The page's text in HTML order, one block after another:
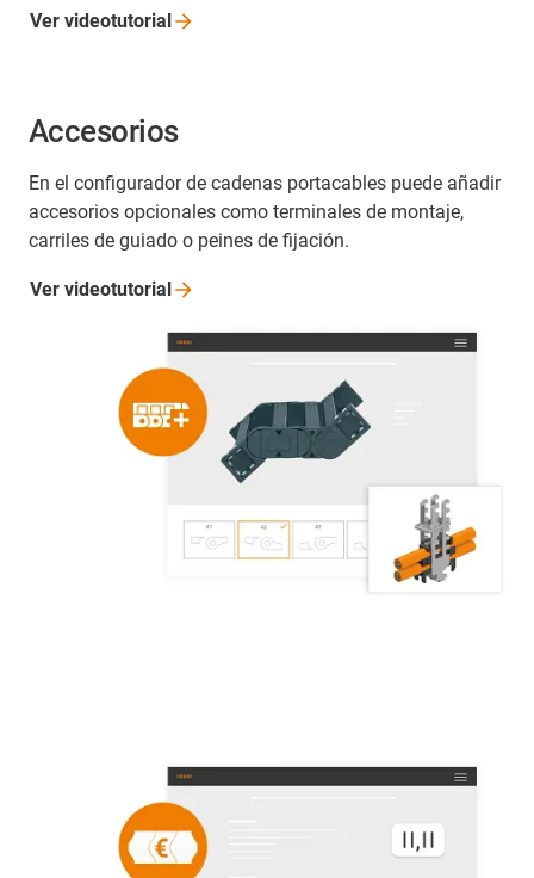
Ver videotutorial
Accesorios
En el configurador de cadenas portacables puede añadir
accesorios opcionales como terminales de montaje,
carriles de guiado o peines de fijación.
Ver videotutorial